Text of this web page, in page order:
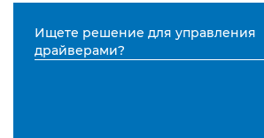
Ищете решение для управления
драйверами?